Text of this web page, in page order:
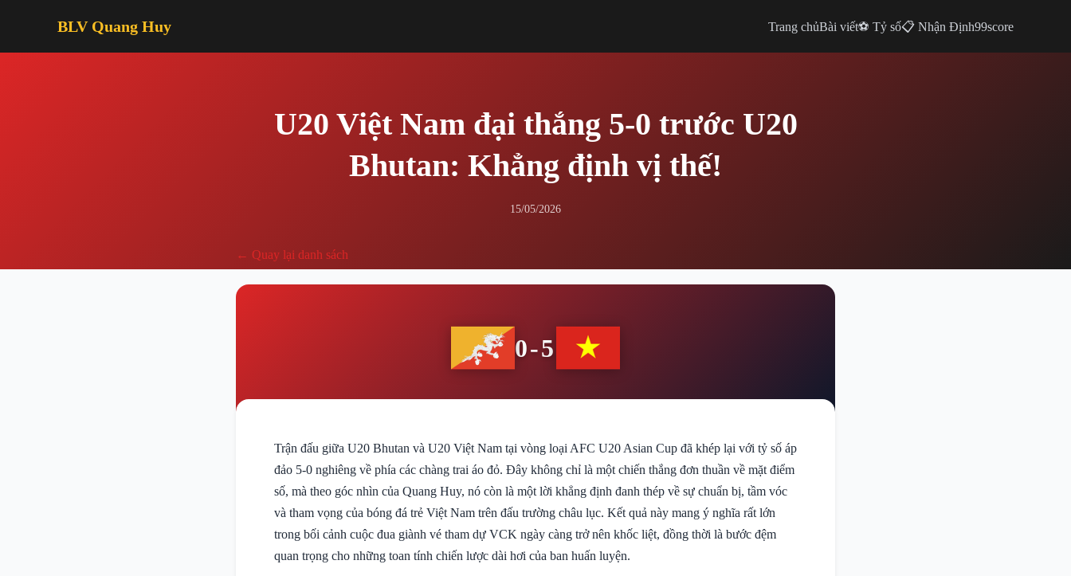
BLV Quang Huy Trang chủBài viết⚽ Tỷ số📋 Nhận Định99score
U20 Việt Nam đại thắng 5-0 trước U20
Bhutan: Khẳng định vị thế!
15/05/2026
← Quay lại danh sách
0-5
Trận đấu giữa U20 Bhutan và U20 Việt Nam tại vòng loại AFC U20 Asian Cup đã khép lại với tỷ số áp
đảo 5-0 nghiêng về phía các chàng trai áo đỏ. Đây không chỉ là một chiến thắng đơn thuần về mặt điểm
số, mà theo góc nhìn của Quang Huy, nó còn là một lời khẳng định đanh thép về sự chuẩn bị, tầm vóc
và tham vọng của bóng đá trẻ Việt Nam trên đấu trường châu lục. Kết quả này mang ý nghĩa rất lớn
trong bối cảnh cuộc đua giành vé tham dự VCK ngày càng trở nên khốc liệt, đồng thời là bước đệm
quan trọng cho những toan tính chiến lược dài hơi của ban huấn luyện.